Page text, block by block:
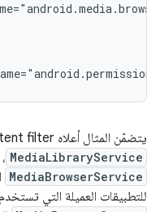
يتضمّن المثال أعلاه intent filter لكل من
MediaLibraryService
MediaBrowserService
للتطبيقات العميلة التي